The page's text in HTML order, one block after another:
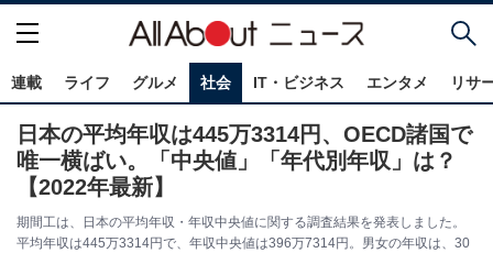
連載 ライフ グルメ 社会 IT・ビジネス エンタメ リサ
日本の平均年収は445万3314円、OECD諸国で
唯一横ばい。「中央値」「年代別年収」は？
【2022年最新】
期間工は、日本の平均年収・年収中央値に関する調査結果を発表しました。
平均年収は445万3314円で、年収中央値は396万7314円。男女の年収は、30